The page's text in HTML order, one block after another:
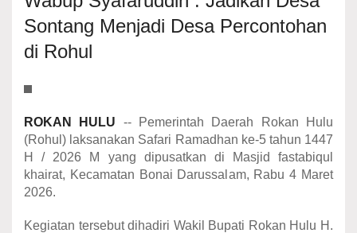
Sontang Menjadi Desa Percontohan
di Rohul
ROKAN HULU -- Pemerintah Daerah Rokan Hulu
(Rohul) laksanakan Safari Ramadhan ke-5 tahun 1447
H / 2026 M yang dipusatkan di Masjid fastabiqul
khairat, Kecamatan Bonai Darussalam, Rabu 4 Maret
2026.
Kegiatan tersebut dihadiri Wakil Bupati Rokan Hulu H.